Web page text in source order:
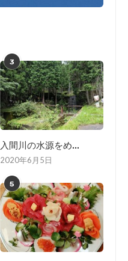
3
入間川の水源をめ...
2020年6月5日
5